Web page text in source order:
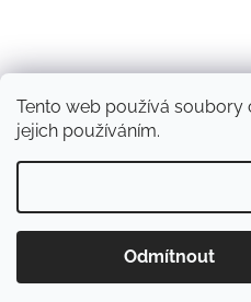
Tento web používá soubory
jejich používáním.
Odmítnout